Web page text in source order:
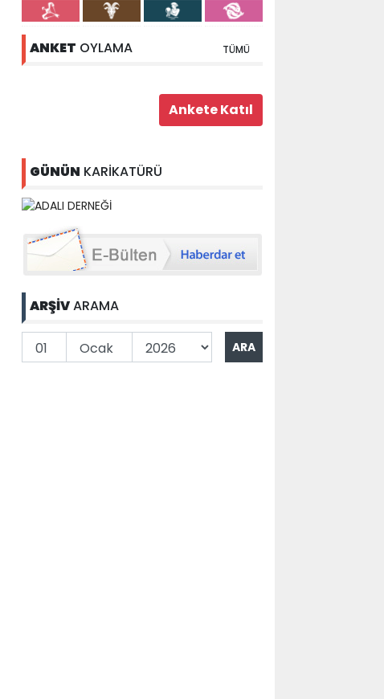
ANKET OYLAMA TÜMÜ
GÜNÜN KARİKATÜRÜ
ARŞİVARAMA